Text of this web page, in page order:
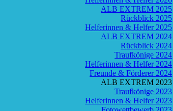
ALB EXTREM 2025
Rückblick 2025
Helferinnen & Helfer 2025
ALB EXTREM 2024
Rückblick 2024
Traufkönige 2024
Helferinnen & Helfer 2024
Freunde & Förderer 2024
ALB EXTREM 2023
Traufkönige 2023
Helferinnen & Helfer 2023